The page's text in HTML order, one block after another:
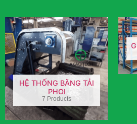
HỆ THỐNG BĂNG TẢI
PHOI
7 Products